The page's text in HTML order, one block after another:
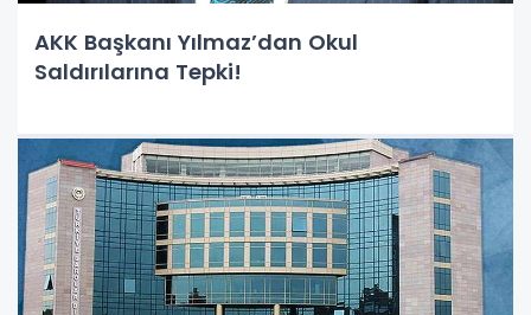
AKK Başkanı Yılmaz’dan Okul
Saldırılarına Tepki!